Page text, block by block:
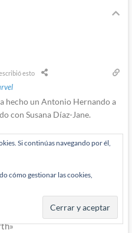
esto
hecho un Antonio Hernando a
con Susana Díaz-Jane.
se escribió esto
persona»
Si continúas navegando por él,
cómo gestionar las cookies,